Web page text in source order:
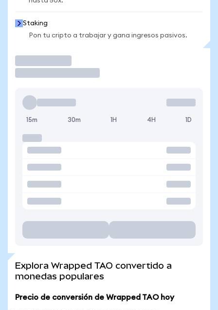
Staking
Pon tu cripto a trabajar y gana ingresos pasivos.
15m 30m 1H 4H 1D
Explora Wrapped TAO convertido a
monedas populares
Precio de conversión de Wrapped TAO hoy